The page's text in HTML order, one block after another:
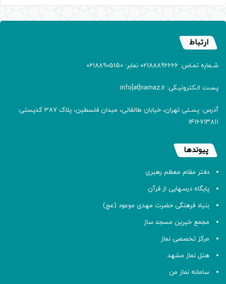
ارتباط
شـماره تمـاس: 02188896666 نمابر: 02188905150
پسـت الـکترونیـکی: info[at]namaz.ir
آدرس: پسـتی تهران، خیابان طالقانی، میدان فلسطین، پلاک 387 کدپستی:
۱۴۱۶۷۱۳۸۱۱
پیوندها
دفتر مقام معظم رهبری
پایگاه درسهایی از قرآن
بنیاد فرهنگی حضرت مهدی موعود (عج)
مجمع خیرین مسجد ساز
مرکز تخصصی نماز
هتل نماز مشهد
سامانه نماز من